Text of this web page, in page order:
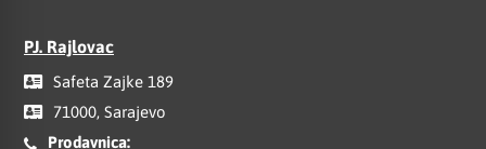
PJ. Rajlovac
Safeta Zajke 189
71000, Sarajevo
Prodavnica: